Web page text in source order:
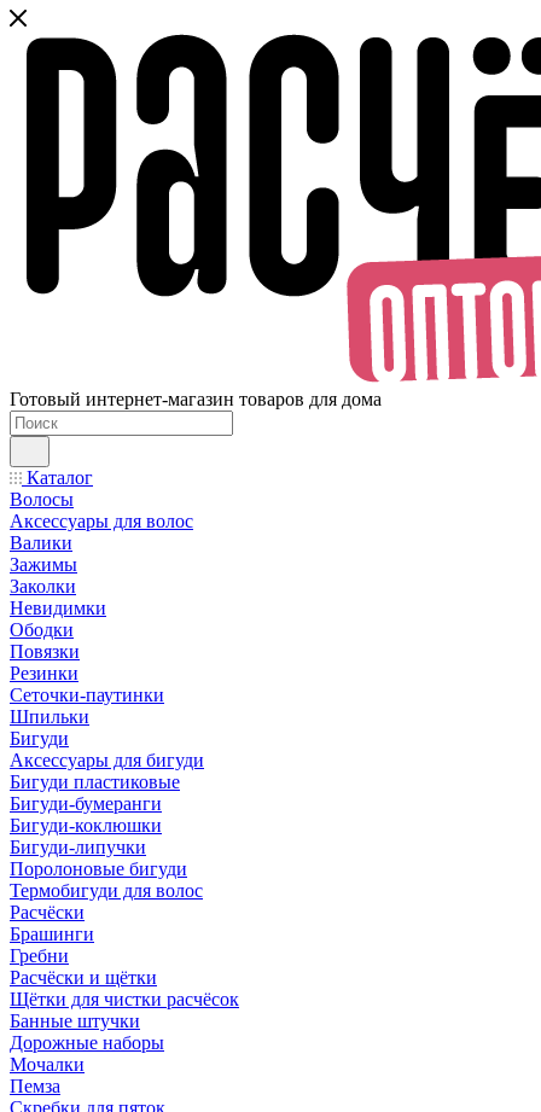
Готовый интернет-магазин товаров для дома
Каталог
Волосы
Аксессуары для волос
Валики
Зажимы
Заколки
Невидимки
Ободки
Повязки
Резинки
Сеточки-паутинки
Шпильки
Бигуди
Аксессуары для бигуди
Бигуди пластиковые
Бигуди-бумеранги
Бигуди-коклюшки
Бигуди-липучки
Поролоновые бигуди
Термобигуди для волос
Расчёски
Брашинги
Гребни
Расчёски и щётки
Щётки для чистки расчёсок
Банные штучки
Дорожные наборы
Мочалки
Пемза
Скребки для пяток